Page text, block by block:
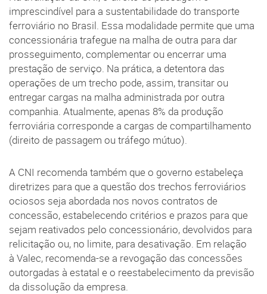
imprescindível para a sustentabilidade do transporte
ferroviário no Brasil. Essa modalidade permite que uma
concessionária trafegue na malha de outra para dar
prosseguimento, complementar ou encerrar uma
prestação de serviço. Na prática, a detentora das
operações de um trecho pode, assim, transitar ou
entregar cargas na malha administrada por outra
companhia. Atualmente, apenas 8% da produção
ferroviária corresponde a cargas de compartilhamento
(direito de passagem ou tráfego mútuo).
A CNI recomenda também que o governo estabeleça
diretrizes para que a questão dos trechos ferroviários
ociosos seja abordada nos novos contratos de
concessão, estabelecendo critérios e prazos para que
sejam reativados pelo concessionário, devolvidos para
relicitação ou, no limite, para desativação. Em relação
à Valec, recomenda-se a revogação das concessões
outorgadas à estatal e o reestabelecimento da previsão
da dissolução da empresa.